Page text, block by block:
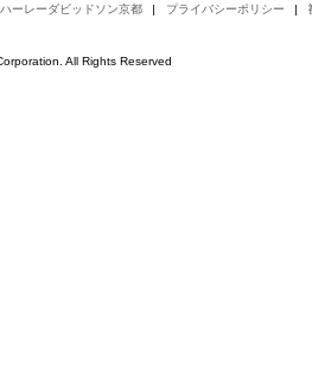
ハーレーダビッドソン京都 プライバシーポリシー
All Rights Reserved